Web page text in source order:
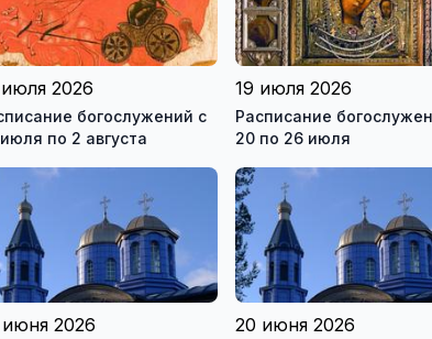
2026
богослужений с
по 2 августа
19 июля 2026
Расписание
20 по 26 июля
2026 20 июня 2026